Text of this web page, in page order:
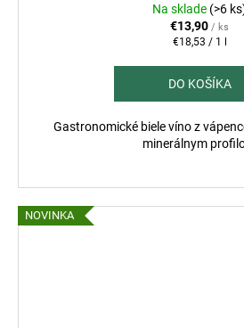
Na sklade (>6
€13,90 / ks
Jednotková
€18,53 / 1 l
DO KOŠÍKA
Gastronomické biele víno z
minerálnym
NOVINKA